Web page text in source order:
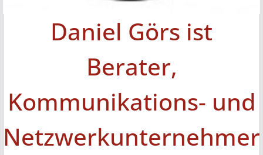
Daniel Görs ist
Berater,
Kommunikations- und
Netzwerkunternehmer